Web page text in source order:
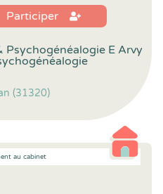
Participer
Psychogénéalogie E Arvy
(31320)
au cabinet